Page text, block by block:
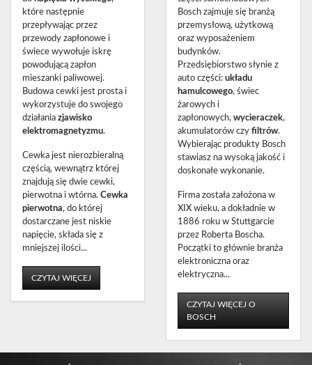
które następnie
przepływając przez
przewody zapłonowe i
świece wywołuje iskrę
powodującą zapłon
mieszanki paliwowej.
Budowa cewki jest prosta i
wykorzystuje do swojego
działania zjawisko
elektromagnetyzmu.
Cewka jest nierozbieralną
częścią, wewnątrz której
znajdują się dwie cewki,
pierwotna i wtórna. Cewka
pierwotna, do której
dostarczane jest niskie
napięcie, składa się z
mniejszej ilości...
CZYTAJ WIĘCEJ
Bosch zajmuje się branżą
przemysłową, użytkową
oraz wyposażeniem
budynków.
Przedsiębiorstwo słynie z
auto części:układu
hamulcowego, świec
żarowych i
zapłonowych,wycieraczek,
akumulatorów czyfiltrów.
Wybierając produkty Bosch
stawiasz na wysoką jakość i
doskonałe wykonanie.
Firma została założona w
XIX wieku, a dokładnie w
1886 roku w Stuttgarcie
przez Roberta Boscha.
Początki to głównie branża
elektroniczna oraz
elektryczna...
CZYTAJ WIĘCEJ O
BOSCH